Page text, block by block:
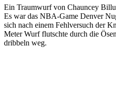
Ein Traumwurf von Chauncey
Es war das NBA-Game Denver
sich nach einem Fehlversuch der
Meter Wurf flutschte durch die
dribbeln weg.